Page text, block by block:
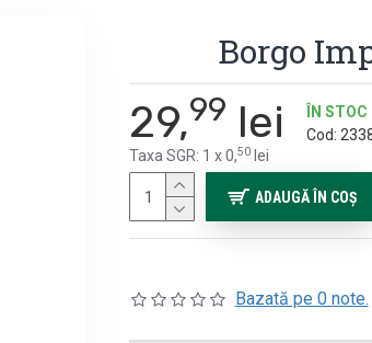
Borgo
Bazată pe 0 note.
29,99 lei
Taxa SGR: 1 x 0,50lei
ÎN STOC
Cod:
ADAUGĂ ÎN COŞ